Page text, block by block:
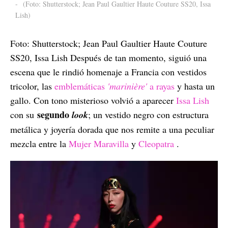
- (Foto: Shutterstock; Jean Paul Gaultier Haute Couture SS20, Issa
Lish)
Foto: Shutterstock; Jean Paul Gaultier Haute Couture
SS20, Issa Lish Después de tan momento, siguió una
escena que le rindió homenaje a Francia con vestidos
tricolor, las emblemáticas 'marinière'a rayas y hasta un
gallo. Con tono misterioso volvió a aparecer Issa Lish
con su segundo look; un vestido negro con estructura
metálica y joyería dorada que nos remite a una peculiar
mezcla entre la Mujer Maravilla y Cleopatra .